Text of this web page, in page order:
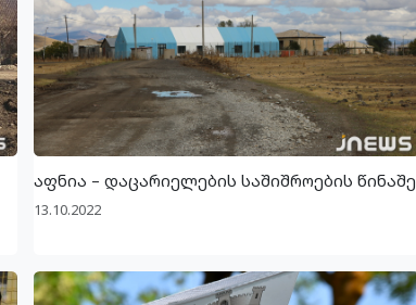
აფნია – დაცარიელების საშიშროების წინაშე
13.10.2022